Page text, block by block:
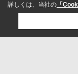
詳しくは、当社の 「